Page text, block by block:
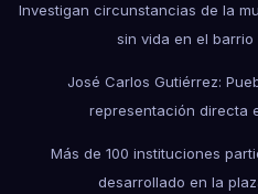
Investigan circunstancias de la
sin vida en el
José Carlos Gutiérrez:
representación directa
Más de 100 instituciones
desarrollado en la